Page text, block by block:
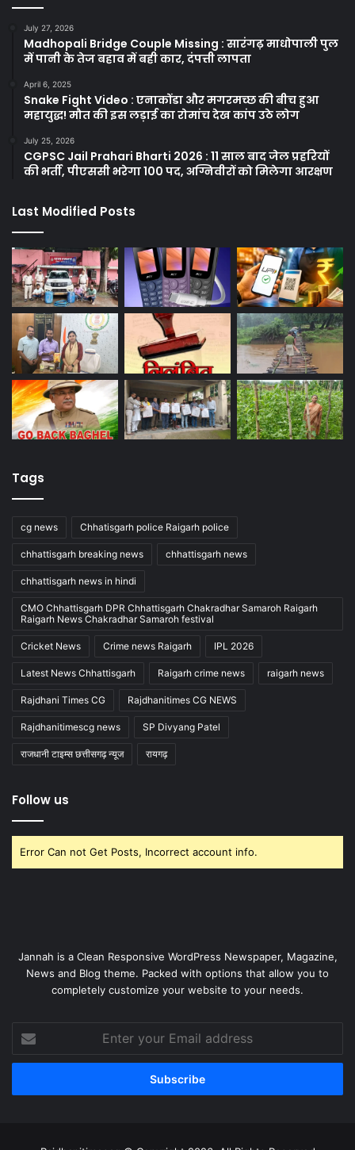
July 27, 2026
Madhopali Bridge Couple Missing : सारंगढ़ माधोपाली पुल
में पानी के तेज बहाव में बही कार, दंपत्ती लापता
April 6, 2025
Snake Fight Video : एनाकोंडा और मगरमच्छ की बीच हुआ
महायुद्ध! मौत की इस लड़ाई का रोमांच देख कांप उठे लोग
July 25, 2026
CGPSC Jail Prahari Bharti 2026 : 11 साल बाद जेल प्रहरियों
की भर्ती, पीएससी भरेगा 100 पद, अग्निवीरों को मिलेगा आरक्षण
Last Modified Posts
Tags
cg news Chhatisgarh police Raigarh police
chhattisgarh breaking news chhattisgarh news
chhattisgarh news in hindi
CMO Chhattisgarh DPR Chhattisgarh Chakradhar Samaroh Raigarh
Raigarh News Chakradhar Samaroh festival
Cricket News Crime news Raigarh IPL 2026
Latest News Chhattisgarh Raigarh crime news raigarh news
Rajdhani Times CG Rajdhanitimes CG NEWS
Rajdhanitimescg news SP Divyang Patel
राजधानी टाइम्स छत्तीसगढ़ न्यूज रायगढ़
Follow us
Error Can not Get Posts, Incorrect account info.
Jannah is a Clean Responsive WordPress Newspaper, Magazine,
News and Blog theme. Packed with options that allow you to
completely customize your website to your needs.
your
Email